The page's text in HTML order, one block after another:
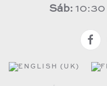
Sáb: 10:30